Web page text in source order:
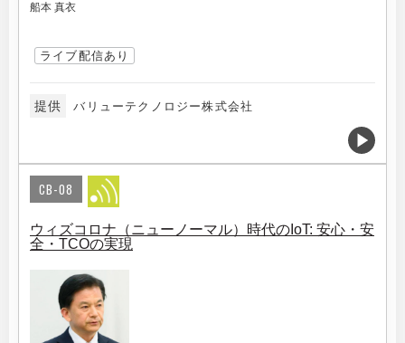
船本 真衣
ライブ配信あり
提供 バリューテクノロジー株式会社
CB-08
ウィズコロナ（ニューノーマル）時代のIoT: 安心・安
全・TCOの実現